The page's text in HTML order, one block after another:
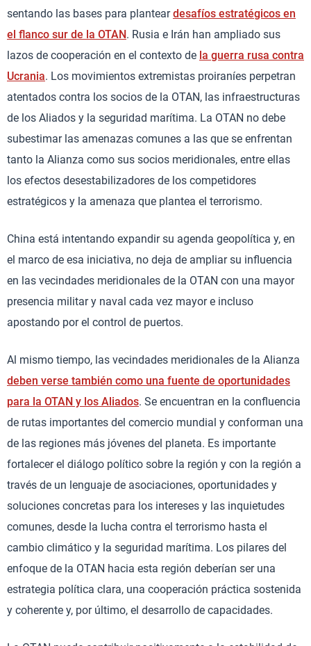
sentando las bases para planteardesafíos estratégicos en
el flanco sur de la OTAN. Rusia e Irán han ampliado sus
lazos de cooperación en el contexto de la guerra rusa contra
Ucrania. Los movimientos extremistas proiraníes perpetran
atentados contra los socios de la OTAN, las infraestructuras
de los Aliados y la seguridad marítima. La OTAN no debe
subestimar las amenazas comunes a las que se enfrentan
tanto la Alianza como sus socios meridionales, entre ellas
los efectos desestabilizadores de los competidores
estratégicos y la amenaza que plantea el terrorismo.
China está intentando expandir su agenda geopolítica y, en
el marco de esa iniciativa, no deja de ampliar su influencia
en las vecindades meridionales de la OTAN con una mayor
presencia militar y naval cada vez mayor e incluso
apostando por el control de puertos.
Al mismo tiempo, las vecindades meridionales de la Alianza
deben verse también como una fuente de oportunidades
para la OTAN y los Aliados. Se encuentran en la confluencia
de rutas importantes del comercio mundial y conforman una
de las regiones más jóvenes del planeta. Es importante
fortalecer el diálogo político sobre la región y con la región a
través de un lenguaje de asociaciones, oportunidades y
soluciones concretas para los intereses y las inquietudes
comunes, desde la lucha contra el terrorismo hasta el
cambio climático y la seguridad marítima. Los pilares del
enfoque de la OTAN hacia esta región deberían ser una
estrategia política clara, una cooperación práctica sostenida
y coherente y, por último, el desarrollo de capacidades.